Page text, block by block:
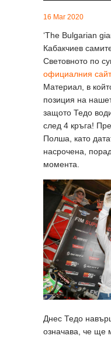
16 Mar 2020
‘The Bulgarian
Кабакчиев
Световното по
официалния
Материал, в
позиция на
защото Тедо
след 4 кръга!
Полша, като
насрочена,
момента.
Днес Тедо
означава, че ще